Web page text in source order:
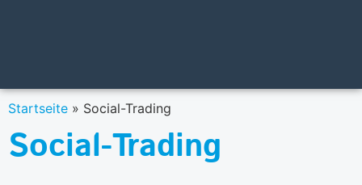
Startseite » Social-Trading
Social-Trading